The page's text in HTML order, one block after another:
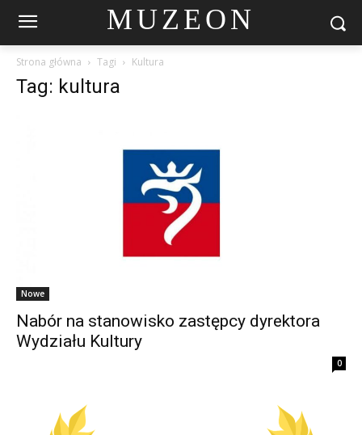
MUZEON
Strona główna Tagi Kultura
Tag: kultura
Nowe
Nabór na stanowisko zastępcy dyrektora
Wydziału Kultury
0